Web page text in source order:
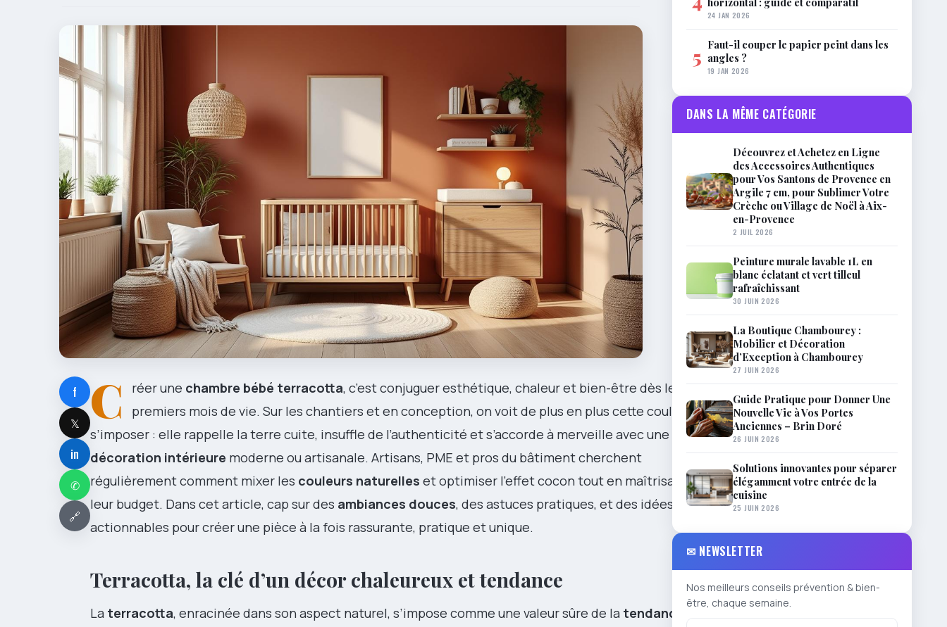
f
𝕏
in
✆
🔗
C réer une chambre bébé terracotta, c’est conjuguer esthétique, chaleur et bien-être dès les
premiers mois de vie. Sur les chantiers et en conception, on voit de plus en plus cette couleur
s’imposer : elle rappelle la terre cuite, insuffle de l’authenticité et s’accorde à merveille avec une
décoration intérieure moderne ou artisanale. Artisans, PME et pros du bâtiment cherchent
régulièrement comment mixer les couleurs naturelles et optimiser l’effet cocon tout en maîtrisant
leur budget. Dans cet article, cap sur des ambiances douces, des astuces pratiques, et des idées
actionnables pour créer une pièce à la fois rassurante, pratique et unique.
Terracotta, la clé d’un décor chaleureux et tendance
La terracotta, enracinée dans son aspect naturel, s’impose comme une valeur sûre de la tendance
24 JAN 2026
5 Faut-il couper le papier peint dans les
angles ?
19 JAN 2026
DANS LA MÊME CATÉGORIE
Découvrez et Achetez en Ligne
des Accessoires Authentiques
pour Vos Santons de Provence en
Argile 7 cm, pour Sublimer Votre
Crèche ou Village de Noël à Aix-
en-Provence
2 JUIL 2026
Peinture murale lavable 1L en
blanc éclatant et vert tilleul
rafraîchissant
30 JUIN 2026
La Boutique Chambourcy :
Mobilier et Décoration
d’Exception à Chambourcy
27 JUIN 2026
Guide Pratique pour Donner Une
Nouvelle Vie à Vos Portes
Anciennes – Brin Doré
26 JUIN 2026
Solutions innovantes pour séparer
élégamment votre entrée de la
cuisine
25 JUIN 2026
✉ NEWSLETTER
Nos meilleurs conseils prévention & bien-
être, chaque semaine.